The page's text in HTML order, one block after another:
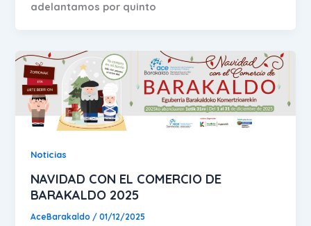
adelantamos por quinto
Noticias
NAVIDAD CON EL COMERCIO DE
BARAKALDO 2025
AceBarakaldo /01/12/2025